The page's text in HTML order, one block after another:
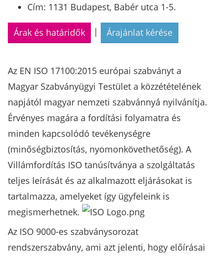
Cím: 1131 Budapest, Babér utca 1-5.
Árak és határidők | Árajánlat kérése
Az EN ISO 17100:2015 európai szabványt a
Magyar Szabványügyi Testület a közzétételének
napjától magyar nemzeti szabvánnyá nyilvánítja.
Érvényes magára a fordítási folyamatra és
minden kapcsolódó tevékenységre
(minőségbiztosítás, nyomonkövethetőség). A
Villámfordítás ISO tanúsítványa a szolgáltatás
teljes leírását és az alkalmazott eljárásokat is
tartalmazza, amelyeket így ügyfeleink is
megismerhetnek.
Az ISO 9000-es szabványsorozat
rendszerszabvány, ami azt jelenti, hogy előírásai